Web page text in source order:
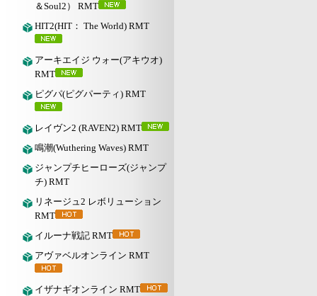
＆Soul2） RMT
HIT2(HIT： The World) RMT
アーキエイジ ウォー(アキウオ)
RMT
ピグパ(ピグパーティ) RMT
レイヴン2 (RAVEN2) RMT
鳴潮(Wuthering Waves) RMT
ジャンプチヒーローズ(ジャンプ
チ) RMT
リネージュ2 レボリューション
RMT
イルーナ戦記 RMT
アヴァベルオンライン RMT
イザナギオンライン RMT